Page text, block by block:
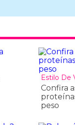
Estilo De
Confira
peso